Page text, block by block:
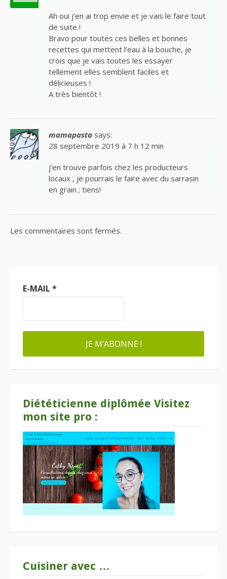
Ah oui j’en ai trop envie et je vais le faire tout
de suite !
Bravo pour toutes ces belles et bonnes
recettes qui mettent l’eau à la bouche, je
crois que je vais toutes les essayer
tellement elles semblent faciles et
délicieuses !
A très bientôt !
mamapasta says:
28 septembre 2019 à 7 h 12 min
j’en trouve parfois chez les producteurs
locaux , je pourrais le faire avec du sarrasin
en grain ; tiens!
Les commentaires sont fermés.
E-MAIL *
Diététicienne diplômée Visitez
mon site pro :
Cuisiner avec …